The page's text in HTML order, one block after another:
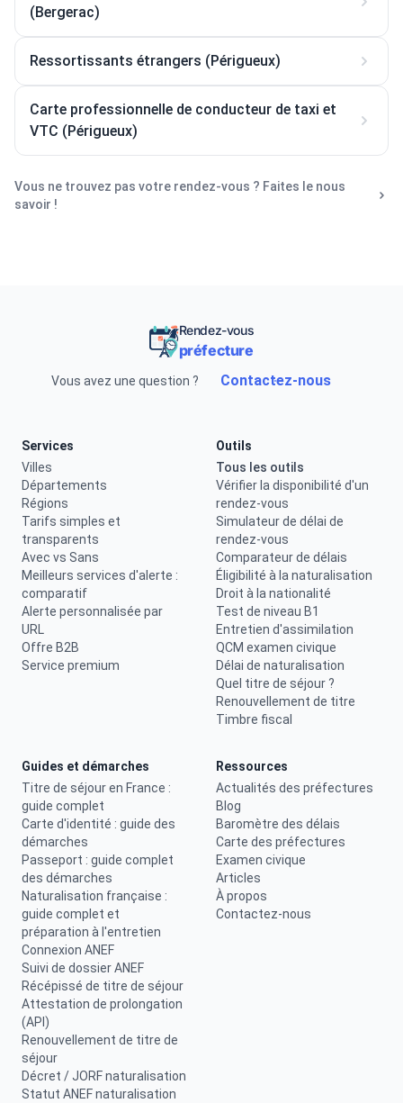
(Bergerac)
Ressortissants étrangers (Périgueux)
Carte professionnelle de conducteur de taxi et
VTC (Périgueux)
Vous ne trouvez pas votre rendez-vous ? Faites le nous
savoir !
Rendez-vous
préfecture
Vous avez une question ? Contactez-nous
Services
Villes
Départements
Régions
Tarifs simples et
transparents
Avec vs Sans
Meilleurs services d'alerte :
comparatif
Alerte personnalisée par
URL
Offre B2B
Service premium
Outils
Tous les outils
Vérifier la disponibilité d'un
rendez-vous
Simulateur de délai de
rendez-vous
Comparateur de délais
Éligibilité à la naturalisation
Droit à la nationalité
Test de niveau B1
Entretien d'assimilation
QCM examen civique
Délai de naturalisation
Quel titre de séjour ?
Renouvellement de titre
Timbre fiscal
Guides et démarches
Titre de séjour en France :
guide complet
Carte d'identité : guide des
démarches
Passeport : guide complet
des démarches
Naturalisation française :
guide complet et
préparation à l'entretien
Connexion ANEF
Suivi de dossier ANEF
Récépissé de titre de séjour
Attestation de prolongation
(API)
Renouvellement de titre de
séjour
Décret / JORF naturalisation
Statut ANEF naturalisation
Ressources
Actualités des préfectures
Blog
Baromètre des délais
Carte des préfectures
Examen civique
Articles
À propos
Contactez-nous